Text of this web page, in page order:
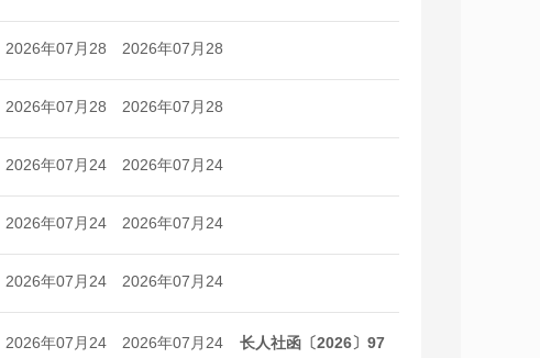
日
日
2026年07月28
日
2026年07月28
日
2026年07月28
日
2026年07月28
日
2026年07月24
日
2026年07月24
日
2026年07月24
日
2026年07月24
日
2026年07月24
日
2026年07月24
日
2026年07月24
2026年07月24
长人社函〔2026〕97